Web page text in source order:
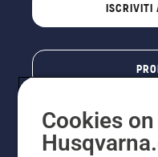
ISCRIVITI
Cookies on